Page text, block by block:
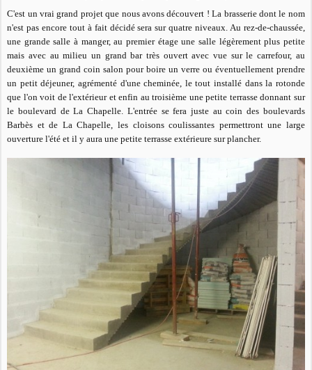
C'est un vrai grand projet que nous avons découvert ! La brasserie dont le nom
n'est pas encore tout à fait décidé sera sur quatre niveaux. Au rez-de-chaussée,
une grande salle à manger, au premier étage une salle légèrement plus petite
mais avec au milieu un grand bar très ouvert avec vue sur le carrefour, au
deuxième un grand coin salon pour boire un verre ou éventuellement prendre
un petit déjeuner, agrémenté d'une cheminée, le tout installé dans la rotonde
que l'on voit de l'extérieur et enfin au troisième une petite terrasse donnant sur
le boulevard de La Chapelle. L'entrée se fera juste au coin des boulevards
Barbès et de La Chapelle, les cloisons coulissantes permettront une large
ouverture l'été et il y aura une petite terrasse extérieure sur plancher.